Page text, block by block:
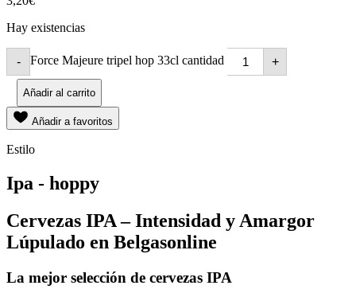
Hay existencias
- Force Majeure tripel hop 33cl cantidad +
Añadir al carrito
Añadir a favoritos
Estilo
Ipa - hoppy
Cervezas IPA – Intensidad y Amargor
Lúpulado en Belgasonline
La mejor selección de cervezas IPA